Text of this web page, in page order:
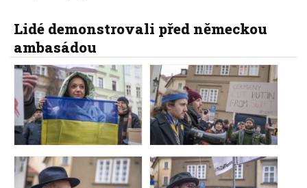
Lidé demonstrovali před německou
ambasádou